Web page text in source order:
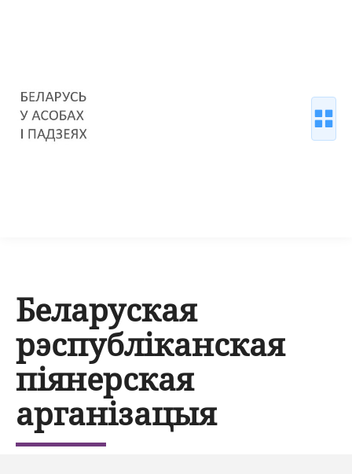
Беларуская
рэспубліканская
піянерская
арганізацыя